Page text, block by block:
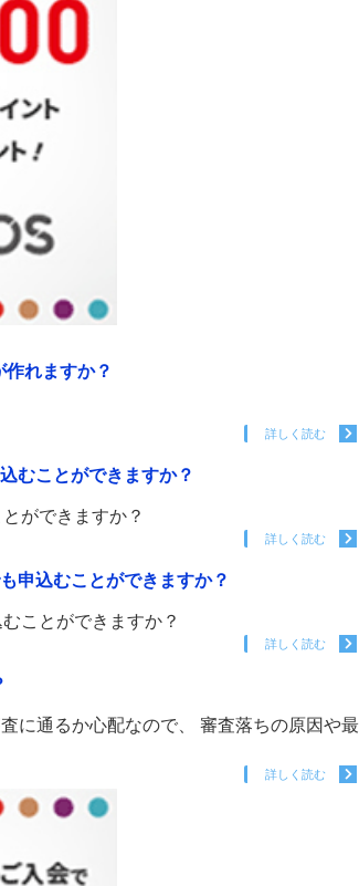
れますか？
詳しく読む
むことができますか？
ができますか？
詳しく読む
申込むことができますか？
ことができますか？
詳しく読む
に通るか心配なので、 審査落ちの原因や最
詳しく読む